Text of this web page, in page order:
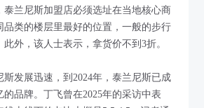
泰兰尼斯加盟店必须选址在当地核心商
品类的楼层里最好的位置，一般的步行
外，该人士表示，拿货价不到3折。
斯发展迅速，到2024年，泰兰尼斯已成
的品牌。丁飞曾在2025年的采访中表